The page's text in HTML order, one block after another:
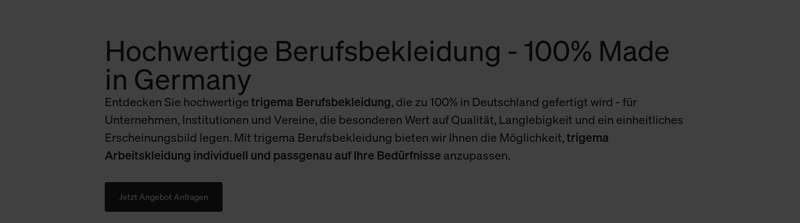
Hochwertige Berufsbekleidung - 100% Made
in Germany
Entdecken Sie hochwertigetrigema Berufsbekleidung, die zu 100% in Deutschland gefertigt wird - für
Unternehmen, Institutionen und Vereine, die besonderen Wert auf Qualität, Langlebigkeit und ein einheitliches
Erscheinungsbild legen. Mit trigema Berufsbekleidung bieten wir Ihnen die Möglichkeit,trigema
Arbeitskleidung individuell und passgenau auf Ihre Bedürfnisse anzupassen.
Jetzt Angebot Anfragen